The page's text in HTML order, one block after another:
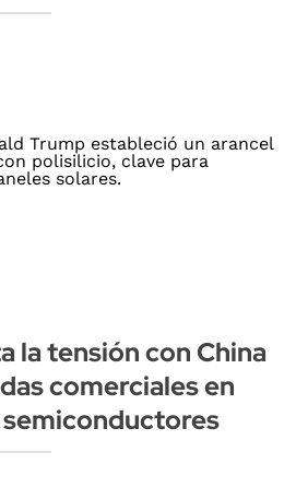
la tensión con China
comerciales en